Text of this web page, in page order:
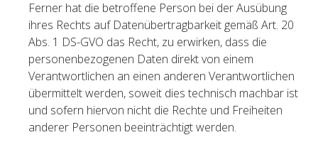
Ferner hat die betroffene Person bei der Ausübung
ihres Rechts auf Datenübertragbarkeit gemäß Art. 20
Abs. 1 DS-GVO das Recht, zu erwirken, dass die
personenbezogenen Daten direkt von einem
Verantwortlichen an einen anderen Verantwortlichen
übermittelt werden, soweit dies technisch machbar ist
und sofern hiervon nicht die Rechte und Freiheiten
anderer Personen beeinträchtigt werden.